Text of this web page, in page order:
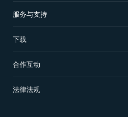
服务与支持
下载
合作互动
法律法规